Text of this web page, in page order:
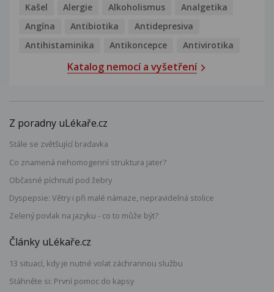
Kašel Alergie Alkoholismus
Analgetika
Angína
Antibiotika
Antidepresiva
Antihistaminika
Antikoncepce Antivirotika
Katalog nemocí a vyšetření
Z poradny uLékaře.cz
Stále se zvětšující bradavka
Co znamená nehomogenní struktura jater?
Občasné píchnutí pod žebry
Dyspepsie: Větry i při malé námaze, nepravidelná stolice
Zelený povlak na jazyku - co to může být?
Články uLékaře.cz
13 situací, kdy je nutné volat záchrannou službu
Stáhněte si: První pomoc do kapsy